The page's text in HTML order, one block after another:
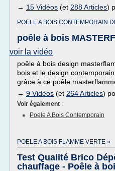
→ 15 Vidéos (et 288 Articles)
POELE A BOIS CONTEMPORAIN
poêle à bois
voir la vidéo
poêle à bois design
bois et le design
grâce à ce poêle
→ 9 Vidéos (et 264 Articles)
Voir également :
Poele A Bois Contemporain
POELE A BOIS FLAMME VERTE »
Test Qualité Brico
chauffage - Poêle à